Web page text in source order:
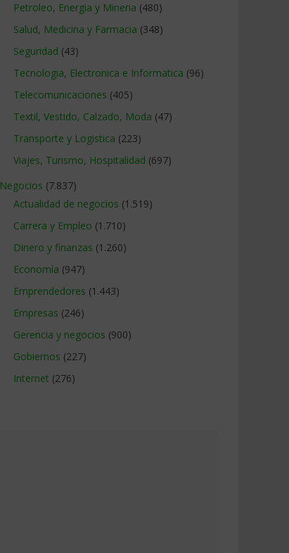
Petroleo, Energia y Mineria (480)
Salud, Medicina y Farmacia (348)
Seguridad (43)
Tecnologia, Electronica e Informatica (96)
Telecomunicaciones (405)
Textil, Vestido, Calzado, Moda (47)
Transporte y Logistica (223)
Viajes, Turismo, Hospitalidad (697)
Negocios (7.837)
Actualidad de negocios (1.519)
Carrera y Empleo (1.710)
Dinero y finanzas (1.260)
Economía (947)
Emprendedores (1.443)
Empresas (246)
Gerencia y negocios (900)
Gobiernos (227)
Internet (276)